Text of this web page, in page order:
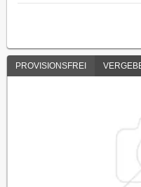
PROVISIONSFREI